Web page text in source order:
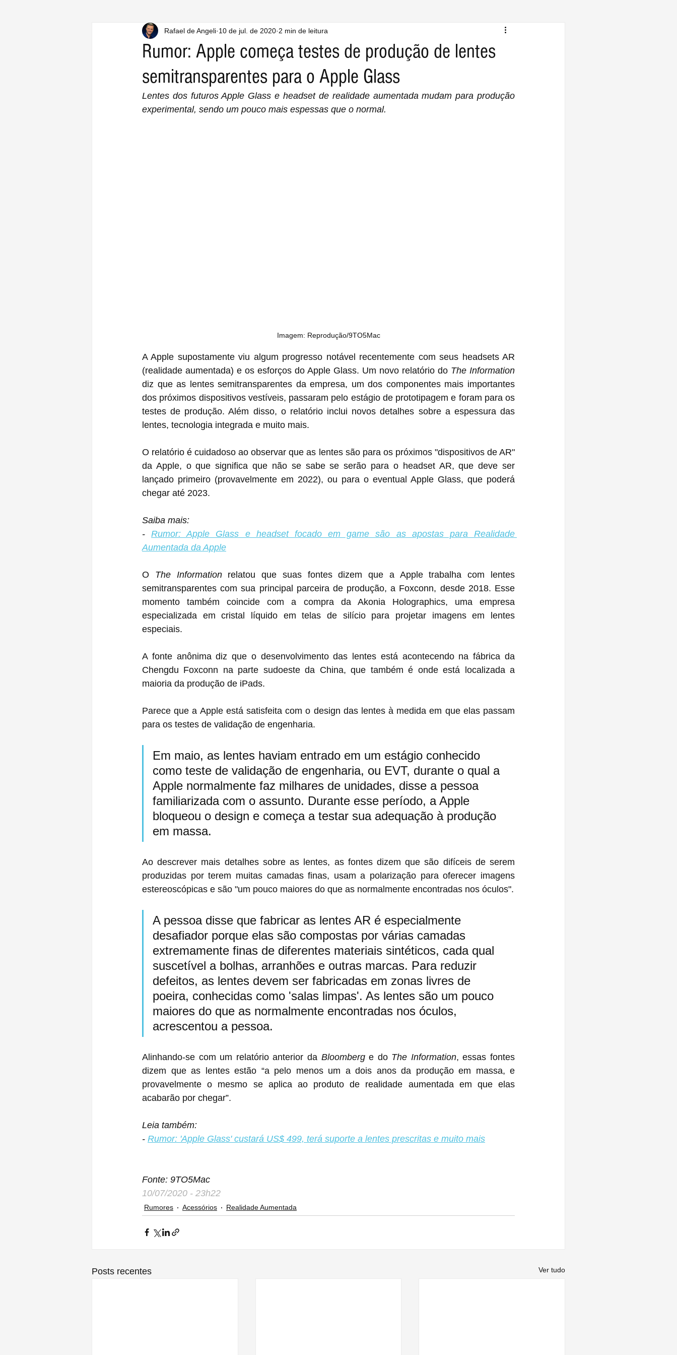
Rumor: Apple começa testes de produção de lentes
semitransparentes para o Apple Glass
Rafael de Angeli 10 de jul. de 2020 2 min de leitura
Lentes dos futuros Apple Glass e headset de realidade aumentada mudam para produção
experimental, sendo um pouco mais espessas que o normal.
Imagem: Reprodução/9TO5Mac
A Apple supostamente viu algum progresso notável recentemente com seus headsets AR
(realidade aumentada) e os esforços do Apple Glass. Um novo relatório do The Information
diz que as lentes semitransparentes da empresa, um dos componentes mais importantes
dos próximos dispositivos vestíveis, passaram pelo estágio de prototipagem e foram para os
testes de produção. Além disso, o relatório inclui novos detalhes sobre a espessura das
lentes, tecnologia integrada e muito mais.
O relatório é cuidadoso ao observar que as lentes são para os próximos "dispositivos de AR"
da Apple, o que significa que não se sabe se serão para o headset AR, que deve ser
lançado primeiro (provavelmente em 2022), ou para o eventual Apple Glass, que poderá
chegar até 2023.
Saiba mais:
- Rumor: Apple Glass e headset focado em game são as apostas para Realidade
Aumentada da Apple
O The Information relatou que suas fontes dizem que a Apple trabalha com lentes
semitransparentes com sua principal parceira de produção, a Foxconn, desde 2018. Esse
momento também coincide com a compra da Akonia Holographics, uma empresa
especializada em cristal líquido em telas de silício para projetar imagens em lentes
especiais.
A fonte anônima diz que o desenvolvimento das lentes está acontecendo na fábrica da
Chengdu Foxconn na parte sudoeste da China, que também é onde está localizada a
maioria da produção de iPads.
Parece que a Apple está satisfeita com o design das lentes à medida em que elas passam
para os testes de validação de engenharia.
Em maio, as lentes haviam entrado em um estágio conhecido
como teste de validação de engenharia, ou EVT, durante o qual a
Apple normalmente faz milhares de unidades, disse a pessoa
familiarizada com o assunto. Durante esse período, a Apple
bloqueou o design e começa a testar sua adequação à produção
em massa.
Ao descrever mais detalhes sobre as lentes, as fontes dizem que são difíceis de serem
produzidas por terem muitas camadas finas, usam a polarização para oferecer imagens
estereoscópicas e são "um pouco maiores do que as normalmente encontradas nos óculos".
A pessoa disse que fabricar as lentes AR é especialmente
desafiador porque elas são compostas por várias camadas
extremamente finas de diferentes materiais sintéticos, cada qual
suscetível a bolhas, arranhões e outras marcas. Para reduzir
defeitos, as lentes devem ser fabricadas em zonas livres de
poeira, conhecidas como 'salas limpas'. As lentes são um pouco
maiores do que as normalmente encontradas nos óculos,
acrescentou a pessoa.
Alinhando-se com um relatório anterior da Bloomberg e do The Information, essas fontes
dizem que as lentes estão “a pelo menos um a dois anos da produção em massa, e
provavelmente o mesmo se aplica ao produto de realidade aumentada em que elas
acabarão por chegar”.
Leia também:
- Rumor: 'Apple Glass' custará US$ 499, terá suporte a lentes prescritas e muito mais
Fonte: 9TO5Mac
10/07/2020 - 23h22
Rumores Acessórios Realidade Aumentada
Posts recentes Ver tudo